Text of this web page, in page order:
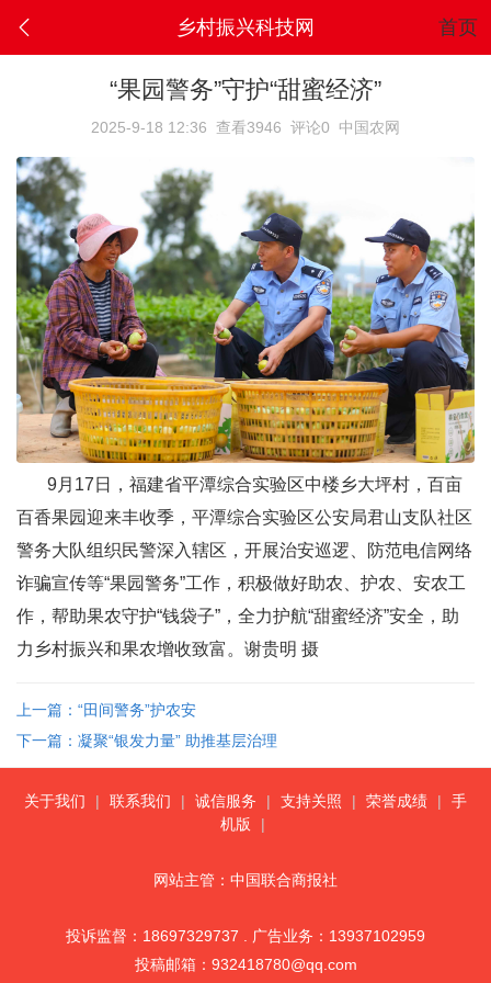
乡村振兴科技网 首页
“果园警务”守护“甜蜜经济”
2025-9-18 12:36 查看3946 评论0 中国农网
9月17日，福建省平潭综合实验区中楼乡大坪村，百亩
百香果园迎来丰收季，平潭综合实验区公安局君山支队社区
警务大队组织民警深入辖区，开展治安巡逻、防范电信网络
诈骗宣传等“果园警务”工作，积极做好助农、护农、安农工
作，帮助果农守护“钱袋子”，全力护航“甜蜜经济”安全，助
力乡村振兴和果农增收致富。谢贵明 摄
上一篇：“田间警务”护农安
下一篇：凝聚“银发力量” 助推基层治理
关于我们 | 联系我们 | 诚信服务 | 支持关照 | 荣誉成绩 |
手
机版
|
网站主管：中国联合商报社
投诉监督：18697329737 . 广告业务：13937102959
投稿邮箱：932418780@qq.com